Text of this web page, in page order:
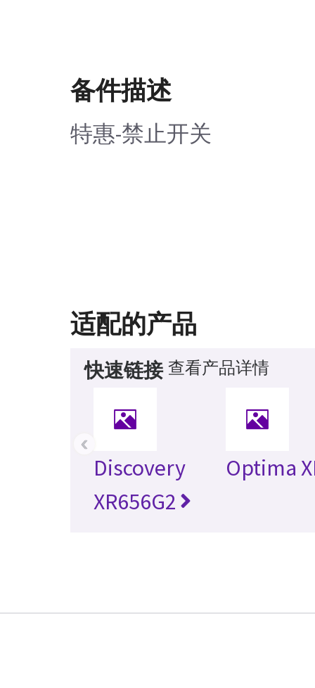
备件描述
特惠-禁止开关
适配的产品
快速链接 查看产品详情
Discovery
XR656G2
Optima
‹